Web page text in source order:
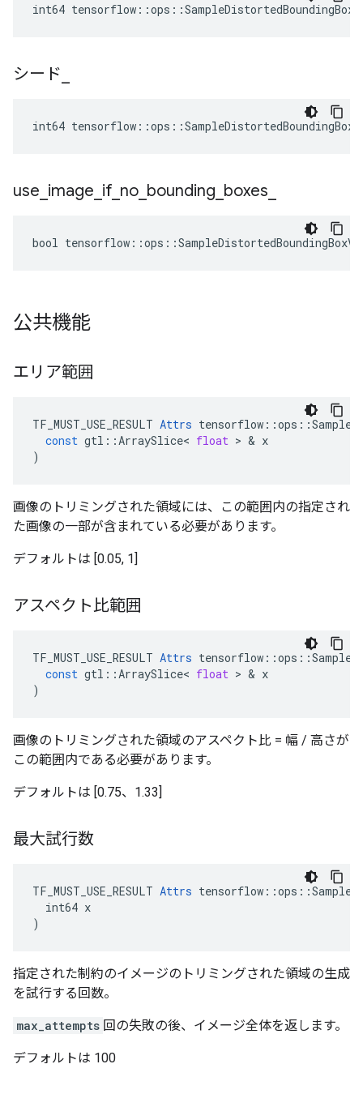
int64
シード
int64
use image if no bounding boxes
bool
公共機能
エリア範囲
TF_MUST_USE_RESULT Attrs tensorflow ::ops ::
const gtl ::ArraySlice< float > & x
)
画像のトリミングされた領域には、この範囲内の指定され
た画像の一部が含まれている必要があります。
デフォルトは [0.05, 1]
アスペクト比範囲
TF_MUST_USE_RESULT Attrs tensorflow ::ops ::
const gtl ::ArraySlice< float > & x
)
画像のトリミングされた領域のアスペクト比 = 幅 / 高さが
この範囲内である必要があります。
デフォルトは [0.75、1.33]
最大試行数
TF_MUST_USE_RESULT Attrs
  int64 x
)
指定された制約のイメージのトリミングされた領域の生成
を試行する回数。
max_attempts 回の失敗の後、イメージ全体を返します。
デフォルトは 100